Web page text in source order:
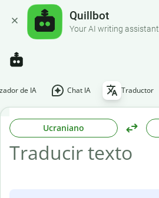
Quillbot
Your AI writing assistant
de IA Chat IA Traductor
Ucraniano